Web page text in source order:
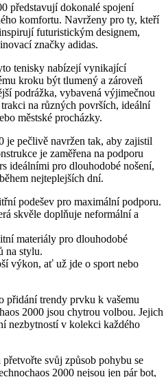
představují dokonalé spojení
komfortu. Navrženy pro ty, kteří
futuristickým designem,
značky adidas.
tenisky nabízejí vynikající
kroku být tlumený a zároveň
podrážka, vybavená výjimečnou
na různých površích, ideální
městské procházky.
je pečlivě navržen tak, aby zajistil
je zaměřena na podporu
ideálními pro dlouhodobé nošení,
nejteplejších dní.
podešev pro maximální podporu.
skvěle doplňuje neformální a
materiály pro dlouhodobé
na stylu.
výkon, ať už jde o sport nebo
přidání trendy prvku k vašemu
2000 jsou chytrou volbou. Jejich
nezbytností v kolekci každého
svůj způsob pohybu se
2000 nejsou jen pár bot,